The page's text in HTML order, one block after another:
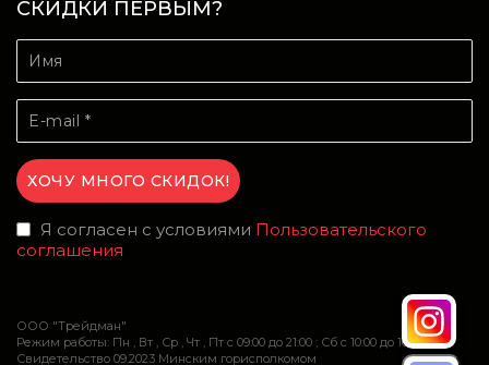
СКИДКИ ПЕРВЫМ?
Я согласен с условиями Пользовательского
соглашения
ООО "Трейдман"
Режим работы: Пн , Вт , Ср , Чт , Пт c 09:00 до 21:00 ; Сб c 10:00 до 16:00
Свидетельство 09.2023 Минским горисполкомом